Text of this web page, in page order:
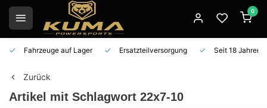
0
Fahrzeuge auf Lager Ersatzteilversorgung Seit 18 Jahren
Zurück
Artikel mit Schlagwort 22x7-10